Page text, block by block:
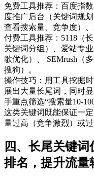
免费工具推荐：百度指
度推广后台（关键词规
查看搜索量、竞争度）
付费工具推荐：5118（
关键词分组）、爱站专
歌优化）、 SEMrush（
搜狗）。
操作技巧：用工具挖掘
展出大量长尾词，同时
手重点筛选“搜索量10-
这类关键词既能保证一
量过高（竞争激烈）或
四、长尾关键
排名，提升流量